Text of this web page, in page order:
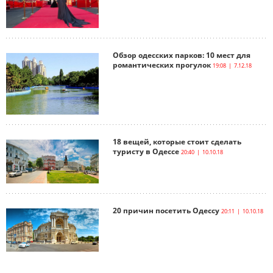
Обзор одесских парков: 10 мест для
романтических прогулок 19:08 | 7.12.18
18 вещей, которые стоит сделать
туристу в Одессе 20:40 | 10.10.18
20 причин посетить Одессу 20:11 | 10.10.18